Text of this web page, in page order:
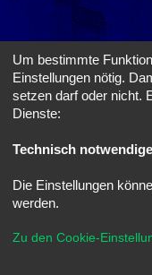
Um bestimmte
Einstellungen nötig.
setzen darf oder nicht.
Dienste:
Technisch
Die Einstellungen
werden.
Zu den Cookie-